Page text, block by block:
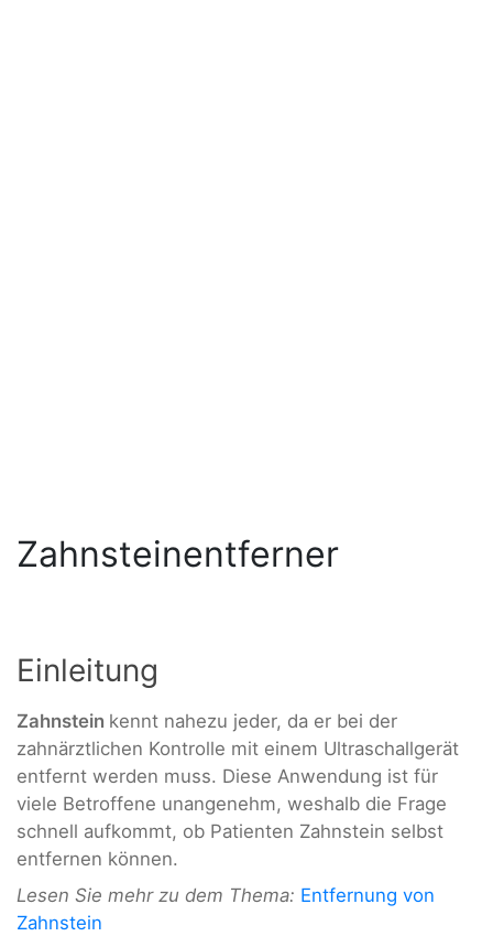
Zahnsteinentferner
Einleitung
Zahnstein kennt nahezu jeder, da er bei der
zahnärztlichen Kontrolle mit einem Ultraschallgerät
entfernt werden muss. Diese Anwendung ist für
viele Betroffene unangenehm, weshalb die Frage
schnell aufkommt, ob Patienten Zahnstein selbst
entfernen können.
Lesen Sie mehr zu dem Thema: Entfernung von
Zahnstein